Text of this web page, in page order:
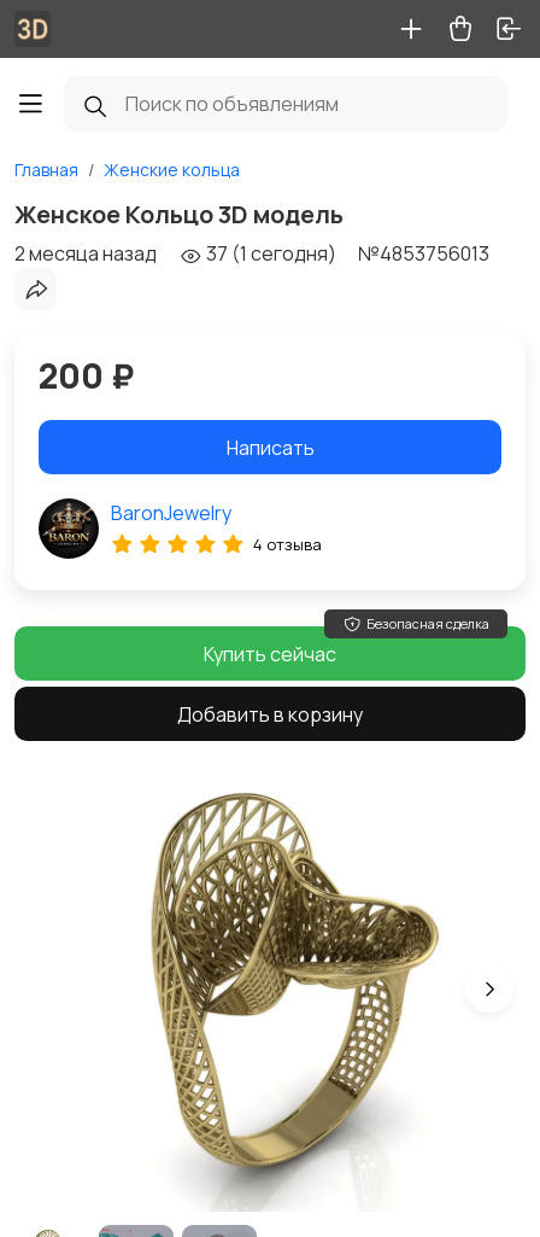
Главная Женские кольца
Женское Кольцо 3D модель
2 месяца назад 37 (1 сегодня) №4853756013
200 ₽
Написать
BaronJewelry
4 отзыва
Безопасная сделка
Купить сейчас
Добавить в корзину